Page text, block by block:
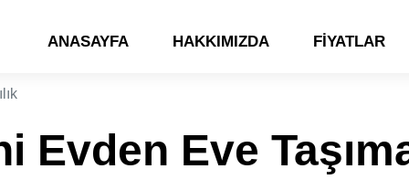
ANASAYFA HAKKIMIZDA FIYATLAR
Evden Eve